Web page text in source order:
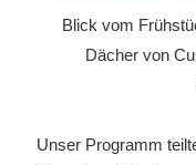
Blick vom
Dächer von
Unser Programm